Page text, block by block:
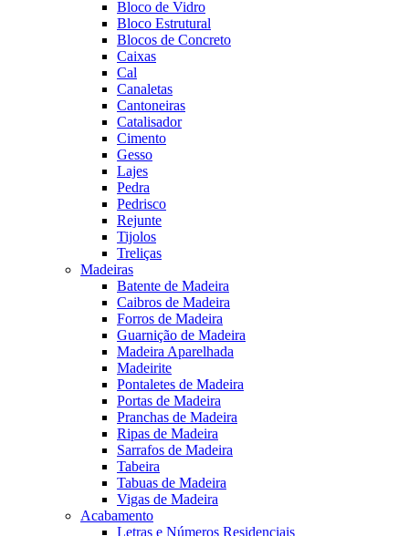
Bloco de Vidro
Bloco Estrutural
Blocos de Concreto
Caixas
Cal
Canaletas
Cantoneiras
Catalisador
Cimento
Gesso
Lajes
Pedra
Pedrisco
Rejunte
Tijolos
Treliças
Madeiras
Batente de Madeira
Caibros de Madeira
Forros de Madeira
Guarnição de Madeira
Madeira Aparelhada
Madeirite
Pontaletes de Madeira
Portas de Madeira
Pranchas de Madeira
Ripas de Madeira
Sarrafos de Madeira
Tabeira
Tabuas de Madeira
Vigas de Madeira
Acabamento
Letras e Números Residenciais